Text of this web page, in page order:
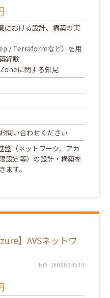
における設計、構築の実
/ Terraformなど）を用
経験
に関する知見
問い合わせください
盤（ネットワーク、アカ
設定等）の設計・構築を
ます。
】AVSネットワ
NO. 2608034616